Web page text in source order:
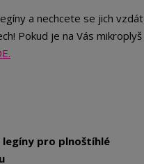
a nechcete se jich
Pokud je na Vás
pro plnoštíhlé